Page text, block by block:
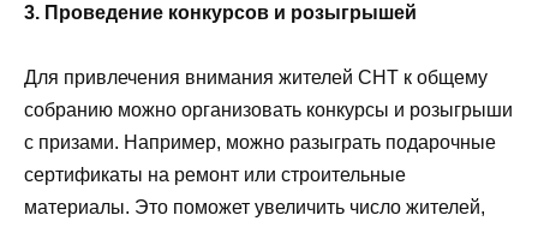
3. Проведение конкурсов и розыгрышей
Для привлечения внимания жителей СНТ к общему
собранию можно организовать конкурсы и розыгрыши
с призами. Например, можно разыграть подарочные
сертификаты на ремонт или строительные
материалы. Это поможет увеличить число жителей,